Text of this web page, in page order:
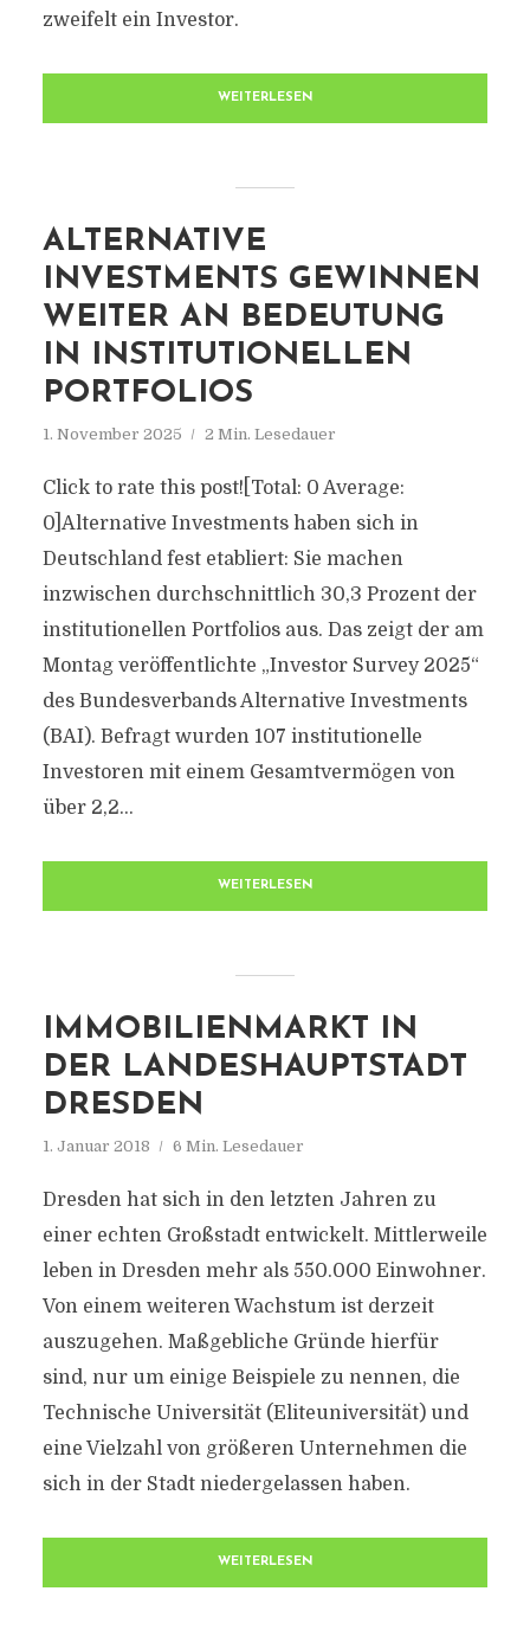
zweifelt ein Investor.
WEITERLESEN
ALTERNATIVE
INVESTMENTS GEWINNEN
WEITER AN BEDEUTUNG
IN INSTITUTIONELLEN
PORTFOLIOS
1. November 2025 2 Min. Lesedauer
Click to rate this post![Total: 0 Average:
0]Alternative Investments haben sich in
Deutschland fest etabliert: Sie machen
inzwischen durchschnittlich 30,3 Prozent der
institutionellen Portfolios aus. Das zeigt der am
Montag veröffentlichte „Investor Survey 2025“
des Bundesverbands Alternative Investments
(BAI). Befragt wurden 107 institutionelle
Investoren mit einem Gesamtvermögen von
über 2,2...
WEITERLESEN
IMMOBILIENMARKT IN
DER LANDESHAUPTSTADT
DRESDEN
1. Januar 2018 6 Min. Lesedauer
Dresden hat sich in den letzten Jahren zu
einer echten Großstadt entwickelt. Mittlerweile
leben in Dresden mehr als 550.000 Einwohner.
Von einem weiteren Wachstum ist derzeit
auszugehen. Maßgebliche Gründe hierfür
sind, nur um einige Beispiele zu nennen, die
Technische Universität (Eliteuniversität) und
eine Vielzahl von größeren Unternehmen die
sich in der Stadt niedergelassen haben.
WEITERLESEN